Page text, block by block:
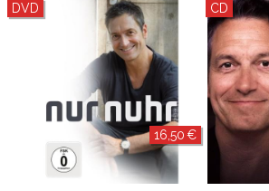
DVD
16,50 €
CD